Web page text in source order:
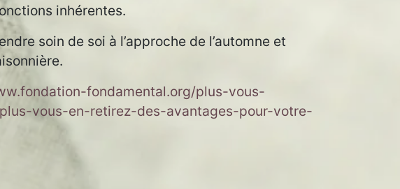
inhérentes.
soin de soi à l’approche de l’automne et
fondamental.org/plus-vous-
vous-en-retirez-des-avantages-pour-votre-